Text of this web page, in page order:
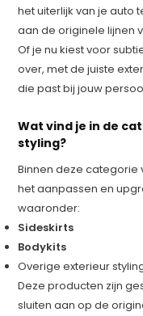
het uiterlijk van je auto
aan de originele lijnen
Of je nu kiest voor
over, met de juiste
die past bij jouw
Wat vind je in de
styling?
Binnen deze
het aanpassen en
waaronder:
Sideskirts
Bodykits
Overige exterieur
Deze producten zijn
sluiten aan op de